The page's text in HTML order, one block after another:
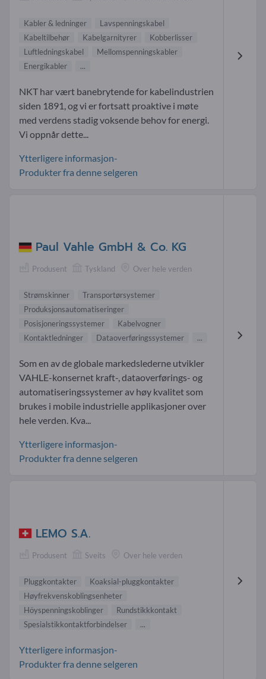
Kabler & ledninger
Lavspenningskabel
Kabeltilbehør
Kabelgarnityrer
Kobberlisser
Luftledningskabel
Mellomspenningskabler
Energikabler
...
NKT har vært banebrytende for kabelindustrien
siden 1891, og vi er fortsatt proaktive i møte
med verdens stadig voksende behov for energi.
Vi oppnår dette...
Ytterligere informasjon-
Produkter fra denne selgeren
Paul Vahle GmbH & Co. KG
Produsent Tyskland Over hele verden
Strømskinner
Transportørsystemer
Produksjonsautomatiseringer
Posisjoneringssystemer
Kabelvogner
Kontaktledninger
Dataoverføringssystemer ...
Som en av de globale markedslederne utvikler
VAHLE-konsernet kraft-, dataoverførings- og
automatiseringssystemer av høy kvalitet som
brukes i mobile industrielle applikasjoner over
hele verden. Kva...
Ytterligere informasjon-
Produkter fra denne selgeren
LEMO S.A.
Produsent Sveits Over hele verden
Pluggkontakter
Koaksial-pluggkontakter
Høyfrekvenskoblingsenheter
Höyspenningskoblinger
Rundstikkkontakt
Spesialstikkontaktforbindelser
...
Ytterligere informasjon-
Produkter fra denne selgeren